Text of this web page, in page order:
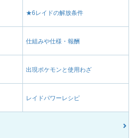
★6レイドの解放条件
仕組みや仕様・報酬
出現ポケモンと使用わざ
レイドパワーレシピ